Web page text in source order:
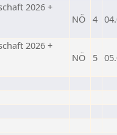
2026 +
NÖ 4
2026 +
NÖ 5